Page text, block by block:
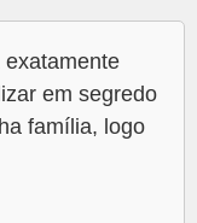
em segredo
família, logo